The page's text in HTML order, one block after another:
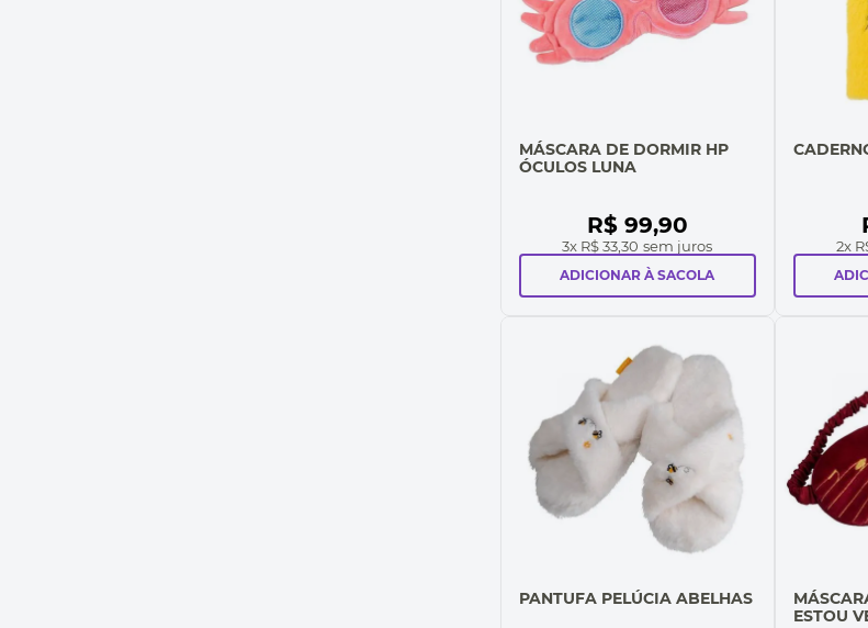
MÁSCARA DE DORMIR HP
ÓCULOS LUNA
R$ 99,90
3x R$ 33,30 sem juros
ADICIONAR À SACOLA
2x
PANTUFA PELÚCIA ABELHAS
ESTOU